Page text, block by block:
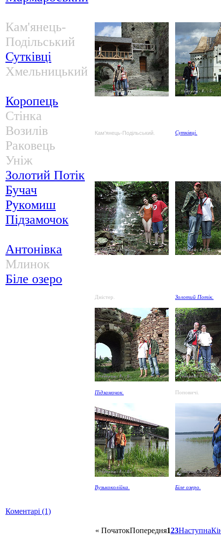
Кам'янець-
Подільський
Сутківці
Хмельницький
Коропець
Стінка
Возилів
Раковець
Уніж
Золотий Потік
Бучач
Рукомиш
Підзамочок
Антонівка
Млинок
Біле озеро
Кам'янець-Подільський. Сутківці.
Дністер. Золотий Потік.
Підзамочок. Поповичі.
Вузькоколійка. Біле озеро.
Коментарі (1)
« ПочатокПопередня123Наступна